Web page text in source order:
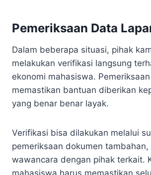
Pemeriksaan Data
Dalam beberapa situasi, pihak
melakukan verifikasi langsung
ekonomi mahasiswa.
memastikan bantuan diberikan
yang benar benar layak.
Verifikasi bisa dilakukan melalui
pemeriksaan dokumen tambahan,
wawancara dengan pihak terkait.
mahasiswa harus memastikan